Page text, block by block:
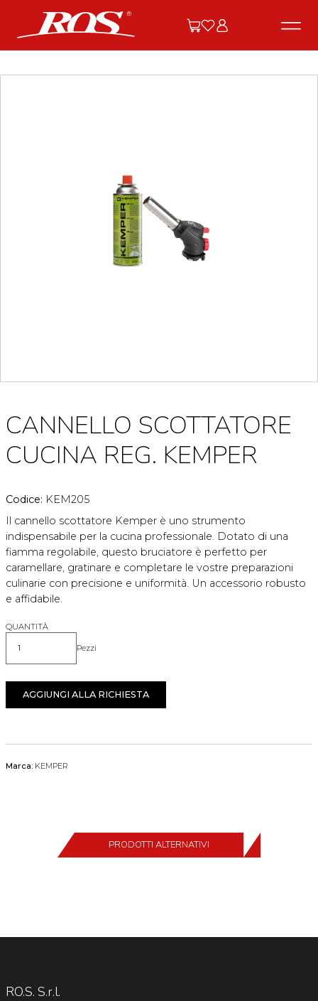
CANNELLO SCOTTATORE
CUCINA REG. KEMPER
Codice: KEM205
Il cannello scottatore Kemper è uno strumento
indispensabile per la cucina professionale. Dotato di una
fiamma regolabile, questo bruciatore è perfetto per
caramellare, gratinare e completare le vostre preparazioni
culinarie con precisione e uniformità. Un accessorio robusto
e affidabile.
QUANTITÀ
Quantità Pezzi
AGGIUNGI ALLA RICHIESTA
Marca: KEMPER
PRODOTTI ALTERNATIVI
RO.S. S.r.l.